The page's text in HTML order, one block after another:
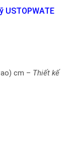
USTOPWATE
cm – Thiết kế